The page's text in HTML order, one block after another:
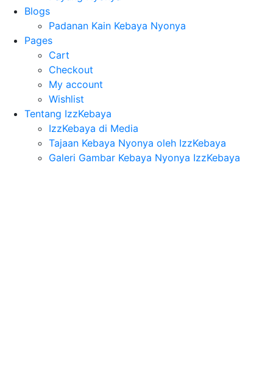
Blogs
Padanan Kain Kebaya Nyonya
Pages
Cart
Checkout
My account
Wishlist
Tentang IzzKebaya
IzzKebaya di Media
Tajaan Kebaya Nyonya oleh IzzKebaya
Galeri Gambar Kebaya Nyonya IzzKebaya